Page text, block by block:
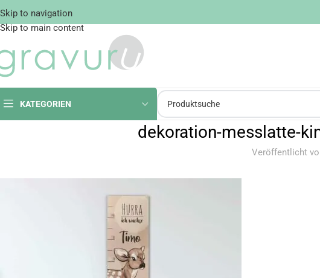
Skip to navigation
Skip to main content
KATEGORIEN
dekoration-messlatte-
Veröffentlicht